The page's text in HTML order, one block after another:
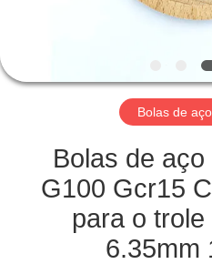
CONTROLE
QUALIDADE
CONTACTE-
NOS
NOTÍCIA
Bolas de
Bolas de
G100 Gcr15
para o
6.35mm